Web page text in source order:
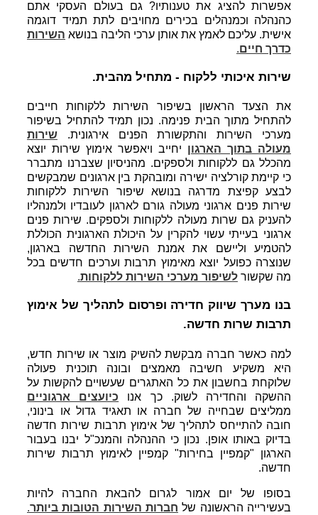
אפשרות להציג את טענותיו? גם בעולם העסקי אתם
כהנהלה וכמנהלים בכירים מחויבים לתת תמיד דוגמה
אישית. עליכם לאמץ את אותן ערכי הליבה בנושא השירות
כדרך חיים.
שירות איכותי ללקוח - מתחיל מהבית.
את הצעד הראשון בשיפור השירות ללקוחות חייבים
להתחיל מתוך הבית פנימה. נכון תמיד להתחיל בשיפור
מערכי השירות והתקשורת הפנים אירגונית. שירות
מעולה בתוך הארגון יחייב ויאפשר אימוץ שירות יוצא
מהכלל גם ללקוחות ולספקים. מהניסיון שצברנו מתברר
כי קיימת קורלציה ישירה ומובהקת בין ארגונים שמבקשים
לבצע קפיצת מדרגה בנושא שיפור השירות ללקוחות
שירות פנים ארגוני מעולה גורם לארגון לעובדיו ולמנהליו
להעניק גם שרות מעולה ללקוחות ולספקים. שירות פנים
ארגוני בעייתי עשוי להקרין על היכולת הארגונית הכוללת
להטמיע וליישם את אמנת השירות החדשה בארגון,
שנוצרה כפועל יוצא מאימוץ תרבות וערכים חדשים בכל
מה שקשור לשיפור מערכי השירות ללקוחות.
בנו מערך שיווק חדירה ופרסום לתהליך של אימוץ
תרבות שרות חדשה.
למה כאשר חברה מבקשת להשיק מוצר או שירות חדש,
היא משקיע חשיבה מאמצים ובונה תוכנית פעולה
שלוקחת בחשבון את כל האתגרים שעשויים להקשות על
ההשקה והחדירה לשוק. כך אנו כיועצים ארגוניים
ממליצים שבחייה של חברה או תאגיד גדול או בינוני,
חובה להתייחס לתהליך של אימוץ תרבות שירות חדשה
בדיוק באותו אופן. נכון כי ההנהלה והמנכ"ל יבנו בעבור
הארגון "קמפיין בחירות" קמפיין לאימוץ תרבות שירות
חדשה.
בסופו של יום אמור לגרום להבאת החברה להיות
בעשירייה הראשונה של חברות השירות הטובות ביותר.